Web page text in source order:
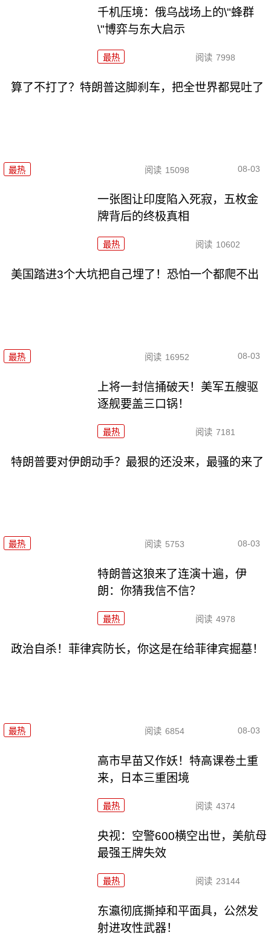
千机压境：俄乌战场上的\"蜂群
\"博弈与东大启示
最热 阅读 7998
算了不打了？特朗普这脚刹车，把全世界都晃吐了
最热 阅读 15098 08-03
一张图让印度陷入死寂，五枚金
牌背后的终极真相
最热 阅读 10602
美国踏进3个大坑把自己埋了！恐怕一个都爬不出
最热 阅读 16952 08-03
上将一封信捅破天！美军五艘驱
逐舰要盖三口锅！
最热 阅读 7181
特朗普要对伊朗动手？最狠的还没来，最骚的来了
最热 阅读 5753 08-03
特朗普这狼来了连演十遍，伊
朗：你猜我信不信？
最热 阅读 4978
政治自杀！菲律宾防长，你这是在给菲律宾掘墓！
最热 阅读 6854 08-03
高市早苗又作妖！特高课卷土重
来，日本三重困境
最热 阅读 4374
央视：空警600横空出世，美航母
最强王牌失效
最热 阅读 23144
东瀛彻底撕掉和平面具，公然发
射进攻性武器！